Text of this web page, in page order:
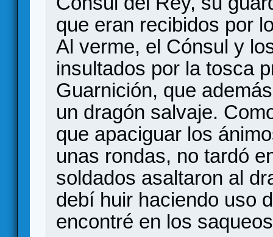
que eran recibidos por
Al verme, el Cónsul y
insultados por la tosca
Guarnición, que
un dragón salvaje.
que apaciguar los
unas rondas, no tardó
soldados asaltaron al
debí huir haciendo uso
encontré en los